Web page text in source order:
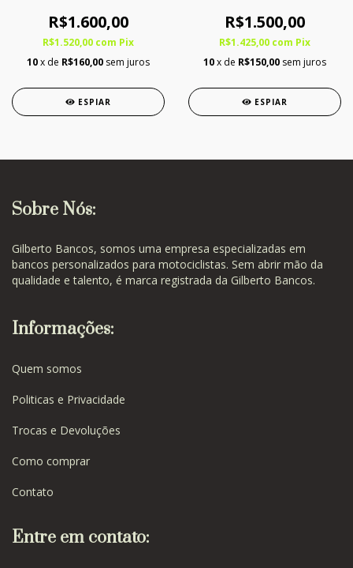
R$1.600,00
R$1.520,00 com Pix
10x de R$160,00 sem juros
ESPIAR
R$1.500,00
R$1.425,00 com Pix
10x de R$150,00 sem juros
ESPIAR
Sobre Nós:
Gilberto Bancos, somos uma empresa especializadas em
bancos personalizados para motociclistas. Sem abrir mão da
qualidade e talento, é marca registrada da Gilberto Bancos.
Informações:
Quem somos
Politicas e Privacidade
Trocas e Devoluções
Como comprar
Contato
Entre em contato: